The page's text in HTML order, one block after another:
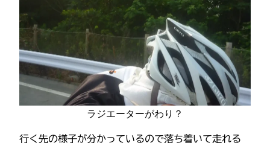
ラジエーターがわり？
行く先の様子が分かっているので落ち着いて走れる